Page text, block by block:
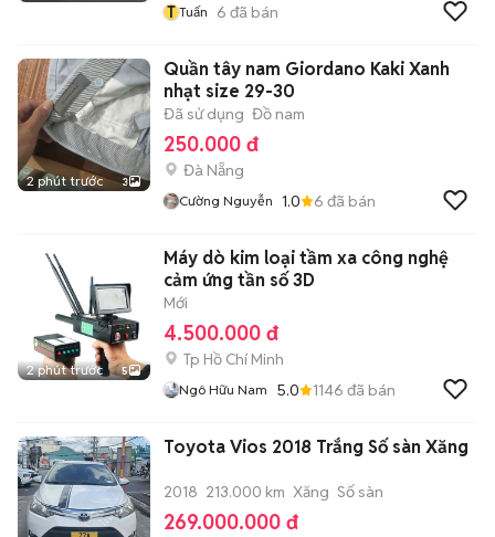
T Tuấn 6 đã bán
2 phút trước 3
Quần tây nam Giordano Kaki Xanh
nhạt size 29-30
Đã sử dụng Đồ nam
250.000 đ
Đà Nẵng
Cường Nguyễn 1.0 6 đã bán
2 phút trước 5
Máy dò kim loại tầm xa công nghệ
cảm ứng tần số 3D
Mới
4.500.000 đ
Tp Hồ Chí Minh
Ngô Hữu Nam 5.0 1146 đã bán
Toyota Vios 2018 Trắng Số sàn Xăng
2018 213.000 km Xăng Số sàn
269.000.000 đ